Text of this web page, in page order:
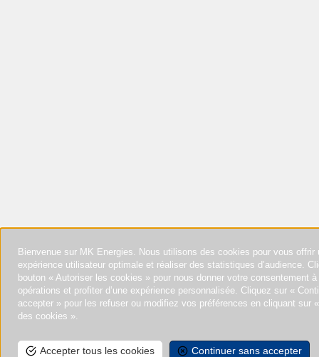
Bienvenue sur MK Energies. Nous utilisons des cookies pour vous offrir
expérience utilisateur optimale et réaliser des statistiques d’audience.
bouton « Autoriser les cookies » pour nous donner votre consentement
opérations et profiter d’une expérience personnalisée. Cliquez sur «
accepter » pour les refuser ou modifiez vos préférences en cliquant sur
des cookies ».
Accepter tous les cookies Continuer sans accepter